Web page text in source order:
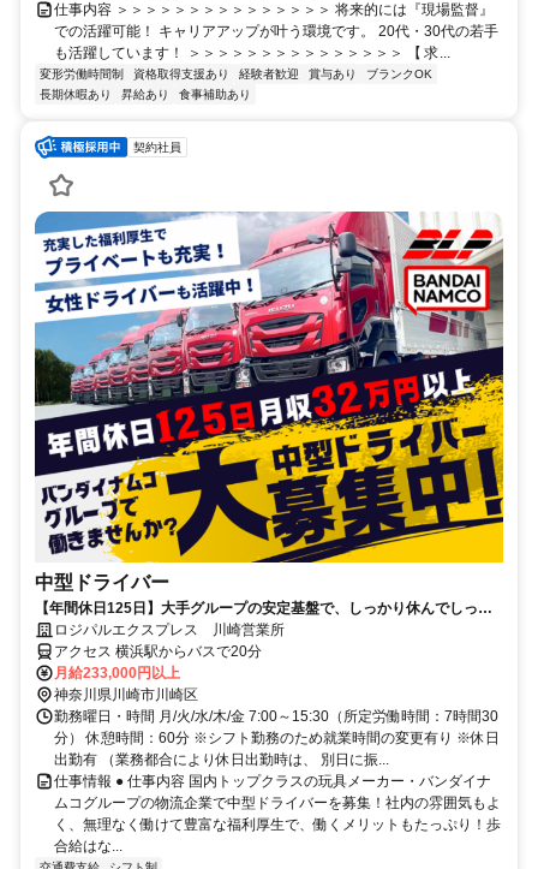
仕事内容 ＞＞＞＞＞＞＞＞＞＞＞＞＞＞＞ 将来的には『現場監督』
での活躍可能！ キャリアアップが叶う環境です。 20代・30代の若手
も活躍しています！ ＞＞＞＞＞＞＞＞＞＞＞＞＞＞＞ 【 求...
変形労働時間制 資格取得支援あり 経験者歓迎 賞与あり
ブランクOK
長期休暇あり
昇給あり 食事補助あり
契約社員
中型ドライバー
【年間休日125日】大手グループの安定基盤で、しっかり休んでしっか
り稼げるドライバーに！
ロジパルエクスプレス 川崎営業所
アクセス 横浜駅からバスで20分
月給233,000円以上
神奈川県川崎市川崎区
勤務曜日・時間 月/火/水/木/金 7:00～15:30（所定労働時間：7時間30
分） 休憩時間：60分 ※シフト勤務のため就業時間の変更有り ※休日
出勤有 （業務都合により休日出勤時は、 別日に振...
仕事情報 ● 仕事内容 国内トップクラスの玩具メーカー・バンダイナ
ムコグループの物流企業で中型ドライバーを募集！社内の雰囲気もよ
く、無理なく働けて豊富な福利厚生で、働くメリットもたっぷり！歩
合給はな...